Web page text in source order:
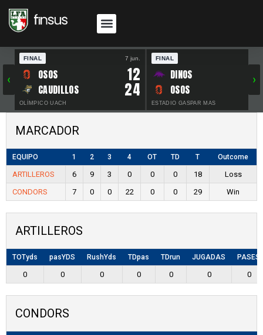
‹
FINAL 7 jun.
OSOS 12
CAUDILLOS 24
OLÍMPICO UACH
FINAL
DINOS
OSOS
ESTADIO GASPAR MAS
›
MARCADOR
EQUIPO 1 2 3 4 OT TD T Outcome
ARTILLEROS 6 9 3 0 0 0 18
Loss
CONDORS
7 0 0 22 0 0 29 Win
ARTILLEROS
TOTyds pasYDS RushYds TDpas TDrun JUGADAS PASES
0 0 0 0 0 0 0
CONDORS